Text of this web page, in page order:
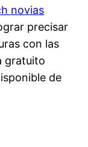
novias
precisar
con las
gratuito
de